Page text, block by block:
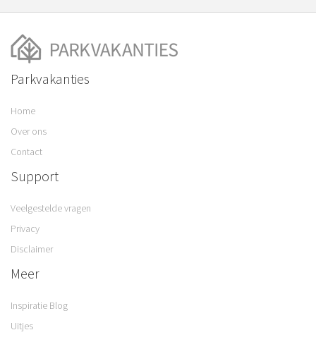
Parkvakanties
Home
Over ons
Contact
Support
Veelgestelde vragen
Privacy
Disclaimer
Meer
Inspiratie Blog
Uitjes